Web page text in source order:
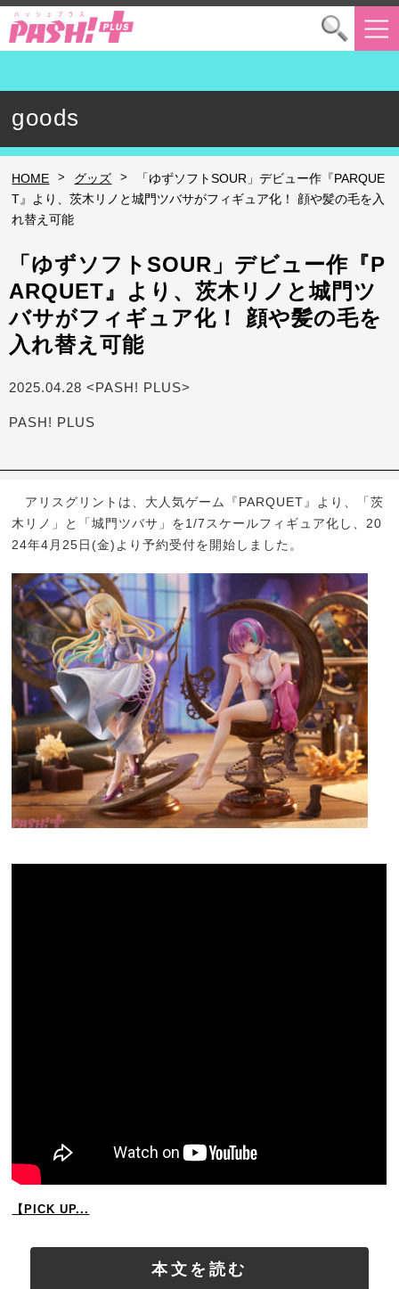
goods
HOME > グッズ >
「ゆずソフトSOUR」デビュー作『PARQUE
T』より、茨木リノと城門ツバサがフィギュア化！ 顔や髪の毛を入
れ替え可能
「ゆずソフトSOUR」デビュー作『P
ARQUET』より、茨木リノと城門ツ
バサがフィギュア化！ 顔や髪の毛を
入れ替え可能
2025.04.28 <PASH! PLUS>
PASH! PLUS
アリスグリントは、大人気ゲーム『PARQUET』より、「茨
木リノ」と「城門ツバサ」を1/7スケールフィギュア化し、20
24年4月25日(金)より予約受付を開始しました。
【PICK UP...
本文を読む